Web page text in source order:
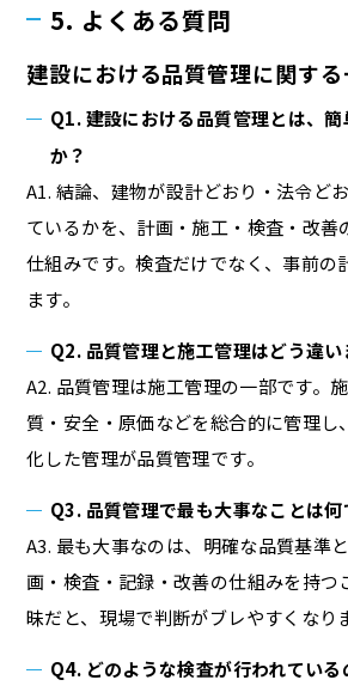
5. よくある質問
建設における品質管理に関す
Q1. 建設における品質管理とは、
か？
A1. 結論、建物が設計どおり・法令ど
ているかを、計画・施工・検査・改善
仕組みです。検査だけでなく、事前の
ます。
Q2. 品質管理と施工管理はどう違い
A2. 品質管理は施工管理の一部です。
質・安全・原価などを総合的に管理し
化した管理が品質管理です。
Q3. 品質管理で最も大事なことは何
A3. 最も大事なのは、明確な品質基準
画・検査・記録・改善の仕組みを持つ
昧だと、現場で判断がブレやすくなり
Q4. どのような検査が行われている